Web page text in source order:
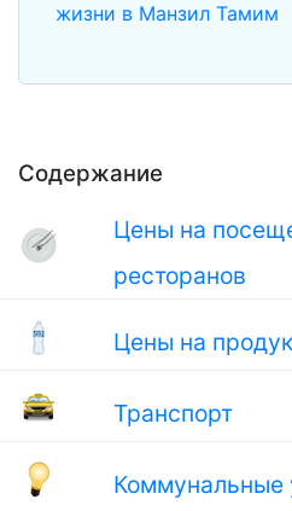
Содержание
Цены на
ресторанов
Цены на
Транспорт
Коммунальные
жизни в Манзил Тамим